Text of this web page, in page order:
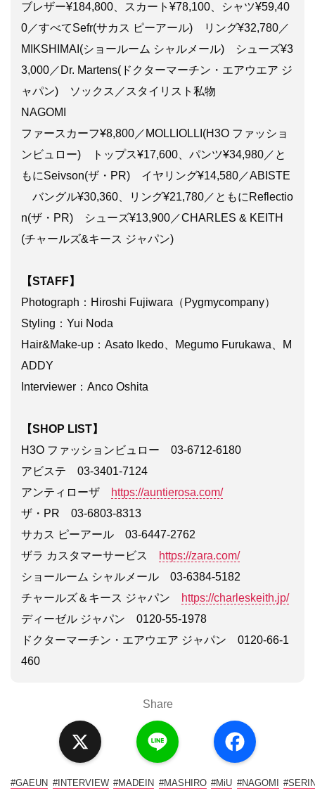
ブレザー¥184,800、スカート¥78,100、シャツ¥59,40
0／すべてSefr(サカス ピーアール) リング¥32,780／
MIKSHIMAI(ショールーム シャルメール) シューズ¥3
3,000／Dr. Martens(ドクターマーチン・エアウエア ジ
ャパン) ソックス／スタイリスト私物
NAGOMI
ファースカーフ¥8,800／MOLLIOLLI(H3O ファッショ
ンビュロー) トップス¥17,600、パンツ¥34,980／と
もにSeivson(ザ・PR) イヤリング¥14,580／ABISTE
バングル¥30,360、リング¥21,780／ともにReflectio
n(ザ・PR) シューズ¥13,900／CHARLES & KEITH
(チャールズ&キース ジャパン)
【STAFF】
Photograph：Hiroshi Fujiwara（Pygmycompany）
Styling：Yui Noda
Hair&Make-up：Asato Ikedo、Megumo Furukawa、M
ADDY
Interviewer：Anco Oshita
【SHOP LIST】
H3O ファッションビュロー 03-6712-6180
アビステ 03-3401-7124
アンティローザ
https://auntierosa.com/
ザ・PR 03-6803-8313
サカス ピーアール 03-6447-2762
ザラ カスタマーサービス
https://zara.com/
ショールーム シャルメール 03-6384-5182
チャールズ＆キース ジャパン
https://charleskeith.jp/
ディーゼル ジャパン 0120-55-1978
ドクターマーチン・エアウエア ジャパン 0120-66-1
460
Share
a
c
o
#GAEUN #INTERVIEW #MADEIN #MASHIRO #MiU #NAGOMI